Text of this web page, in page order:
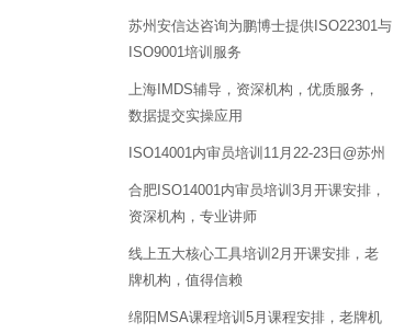
苏州安信达咨询为鹏博士提供ISO22301与
ISO9001培训服务
上海IMDS辅导，资深机构，优质服务，
数据提交实操应用
ISO14001内审员培训11月22-23日@苏州
合肥ISO14001内审员培训3月开课安排，
资深机构，专业讲师
线上五大核心工具培训2月开课安排，老
牌机构，值得信赖
绵阳MSA课程培训5月课程安排，老牌机